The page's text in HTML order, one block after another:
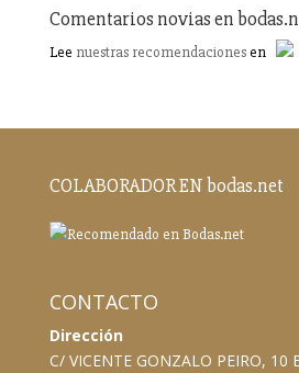
Comentarios novias en
Lee nuestras recomendacionesen
COLABORADOR EN bodas.net
CONTACTO
Dirección
C/ VICENTE GONZALO PEIRO, 10